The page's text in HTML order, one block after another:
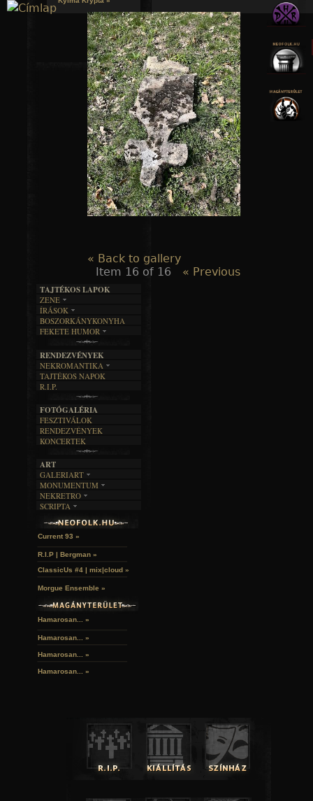
Jump to navigation
« Back to gallery
Item 16 of 16
« Previous
TAJTÉKOS LAPOK
ZENE
EGYÜTTESEK
INTERJÚK
FORDÍTÁSOK
DALSZÖVEGEK
ÍRÁSOK
IRODALOM
FILM
ÍRÁSTÖRTÉNET
BOSZORKÁNYKONYHA
FEKETE HUMOR
SZÖVEGES
RENDEZVÉNYEK
NEKROMANTIKA
AKTUÁLIS
A MÚLT
TAJTÉKOS NAPOK
R.I.P.
FOTÓGALÉRIA
FESZTIVÁLOK
RENDEZVÉNYEK
KONCERTEK
ART
GALERIART
ARTGALERI
KÉPREGÉNYEK
LAKÁSKULTS
MONUMENTUM
TEMETŐK
TEMPLOMOK
VÁRAK
HELYEK
NEKRETRO
SZUBKULT
FEKETE LYUK
RELIKVIÁK
SCRIPTA
NOVELLÁK
Current 93 »
R.I.P | Bergman »
ClassicUs #4 | mix|cloud »
Morgue Ensemble »
Hamarosan... »
Hamarosan... »
Hamarosan... »
Hamarosan... »